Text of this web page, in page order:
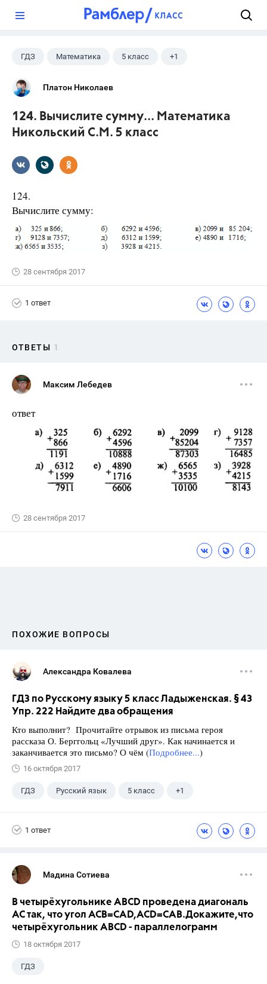
ГДЗ Математика 5 класс +1
Никольский С.М.
Платон Николаев
124. Вычислите сумму... Математика
Никольский С.М. 5 класс
124.
Вычислите сумму:
28 сентября 2017
1 ответ
ОТВЕТЫ 1
Максим Лебедев
ответ
28 сентября 2017
ПОХОЖИЕ ВОПРОСЫ
Александра Ковалева
ГДЗ по Русскому языку 5 класс Ладыженская. § 43
Упр. 222 Найдите два обращения
Кто выполнит? Прочитайте отрывок из письма героя
рассказа О. Берггольц «Лучший друг». Как начинается и
заканчивается это письмо? О чём (Подробнее...)
16 октября 2017
ГДЗ Русский язык 5 класс +1
1 ответ
Мадина Сотиева
В четырёхугольнике ABCD проведена диагональ
AC так, что угол ACB=CAD,ACD=CAB.Докажите,что
четырёхугольник ABCD - параллелограмм
18 октября 2017
ГДЗ